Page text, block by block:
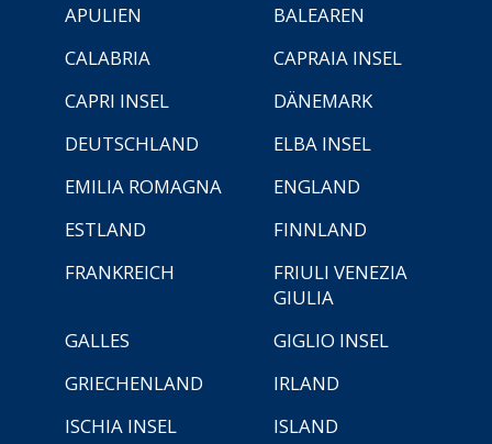
APULIEN
BALEAREN
CALABRIA
CAPRAIA INSEL
CAPRI INSEL
DÄNEMARK
DEUTSCHLAND
ELBA INSEL
EMILIA ROMAGNA
ENGLAND
ESTLAND
FINNLAND
FRANKREICH
FRIULI VENEZIA
GIULIA
GALLES
GIGLIO INSEL
GRIECHENLAND
IRLAND
ISCHIA INSEL
ISLAND